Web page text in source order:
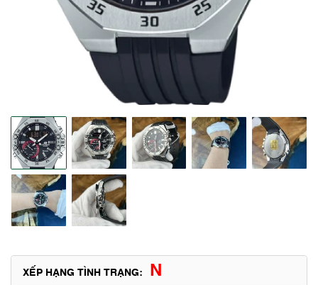
XẾP HẠNG TÌNH TRẠNG: N